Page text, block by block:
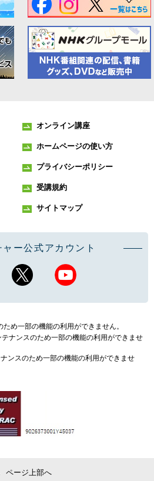
オンライン講座
ホームページの使い方
プライバシーポリシー
受講規約
サイトマップ
ー公式アカウント
め一部の機能の利用ができません。
ナンスのため一部の機能の利用ができませ
ンスのため一部の機能の利用ができませ
ページ上部へ